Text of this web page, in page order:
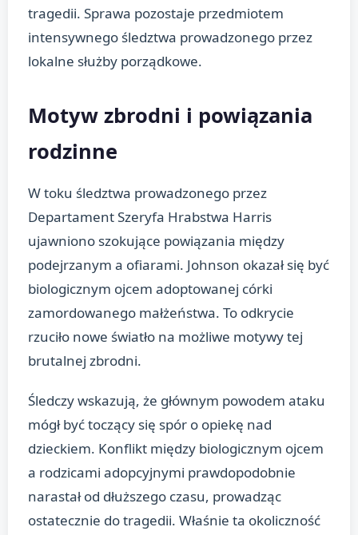
tragedii. Sprawa pozostaje przedmiotem
intensywnego śledztwa prowadzonego przez
lokalne służby porządkowe.
Motyw zbrodni i powiązania
rodzinne
W toku śledztwa prowadzonego przez
Departament Szeryfa Hrabstwa Harris
ujawniono szokujące powiązania między
podejrzanym a ofiarami. Johnson okazał się być
biologicznym ojcem adoptowanej córki
zamordowanego małżeństwa. To odkrycie
rzuciło nowe światło na możliwe motywy tej
brutalnej zbrodni.
Śledczy wskazują, że głównym powodem ataku
mógł być toczący się spór o opiekę nad
dzieckiem. Konflikt między biologicznym ojcem
a rodzicami adopcyjnymi prawdopodobnie
narastał od dłuższego czasu, prowadząc
ostatecznie do tragedii. Właśnie ta okoliczność